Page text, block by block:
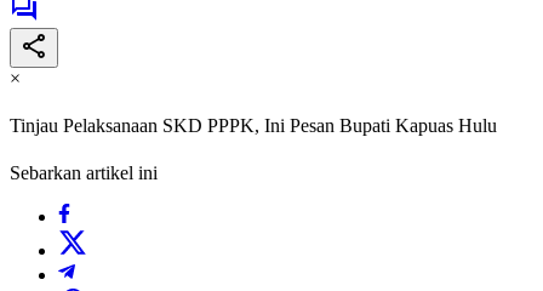
×
Tinjau Pelaksanaan SKD PPPK, Ini Pesan Bupati Kapuas Hulu
Sebarkan artikel ini